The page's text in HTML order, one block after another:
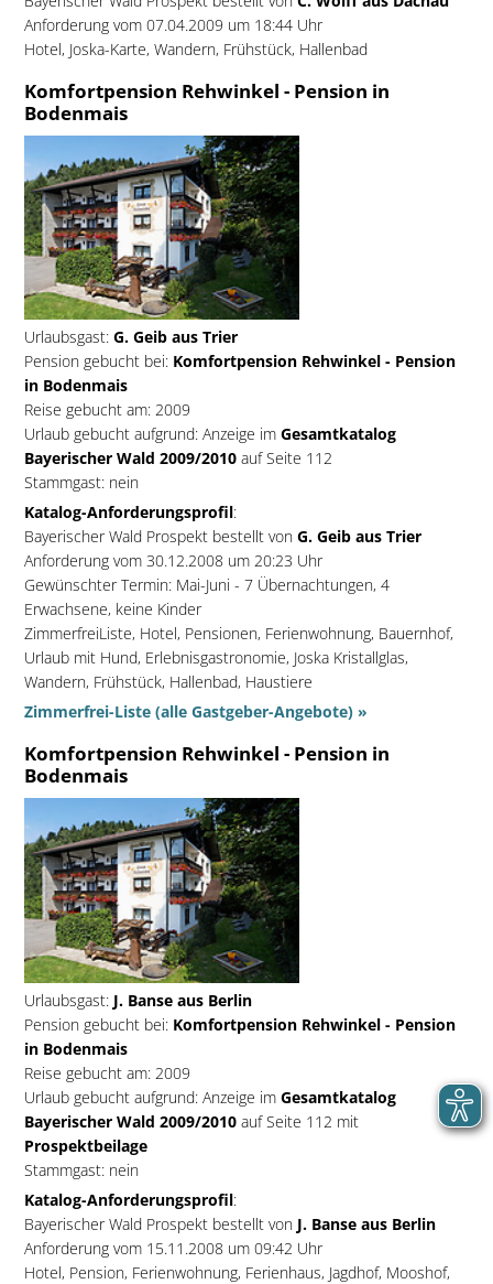
Anforderung vom 07.04.2009 um 18:44 Uhr
Hotel, Joska-Karte, Wandern, Frühstück, Hallenbad
Komfortpension Rehwinkel - Pension in
Bodenmais
Urlaubsgast:G. Geib aus Trier
Pension gebucht bei:Komfortpension Rehwinkel - Pension
in Bodenmais
Reise gebucht am: 2009
Urlaub gebucht aufgrund: Anzeige im Gesamtkatalog
Bayerischer Wald 2009/2010auf Seite 112
Stammgast: nein
Katalog-Anforderungsprofil:
Bayerischer Wald Prospekt bestellt von G. Geib aus Trier
Anforderung vom 30.12.2008 um 20:23 Uhr
Gewünschter Termin: Mai-Juni - 7 Übernachtungen, 4
Erwachsene, keine Kinder
ZimmerfreiListe, Hotel, Pensionen, Ferienwohnung, Bauernhof,
Urlaub mit Hund, Erlebnisgastronomie, Joska Kristallglas,
Wandern, Frühstück, Hallenbad, Haustiere
Zimmerfrei-Liste (alle Gastgeber-Angebote) »
Komfortpension Rehwinkel - Pension in
Bodenmais
Urlaubsgast:J. Banse aus Berlin
Pension gebucht bei:Komfortpension Rehwinkel - Pension
in Bodenmais
Reise gebucht am: 2009
Urlaub gebucht aufgrund: Anzeige im Gesamtkatalog
Bayerischer Wald 2009/2010auf Seite 112 mit
Prospektbeilage
Stammgast: nein
Katalog-Anforderungsprofil:
Bayerischer Wald Prospekt bestellt von J. Banse aus Berlin
Anforderung vom 15.11.2008 um 09:42 Uhr
Hotel, Pension, Ferienwohnung, Ferienhaus, Jagdhof, Mooshof,